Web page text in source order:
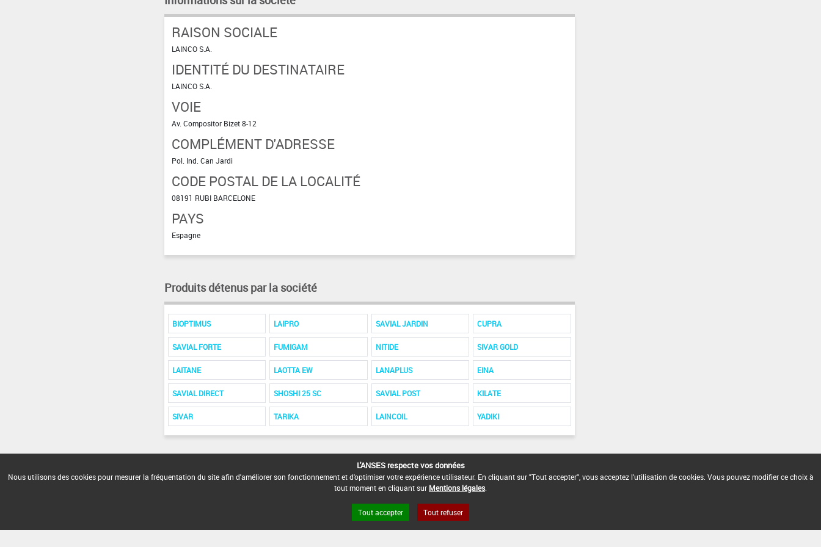
RAISON SOCIALE
LAINCO S.A.
IDENTITÉ DU DESTINATAIRE
LAINCO S.A.
VOIE
Av. Compositor Bizet 8-12
COMPLÉMENT D'ADRESSE
Pol. Ind. Can Jardi
CODE POSTAL DE LA LOCALITÉ
08191 RUBI BARCELONE
PAYS
Espagne
Produits détenus par la société
BIOPTIMUS LAIPRO SAVIAL JARDIN CUPRA
SAVIAL FORTE FUMIGAM NITIDE SIVAR GOLD
LAITANE LAOTTA EW LANAPLUS EINA
SAVIAL DIRECT SHOSHI 25 SC SAVIAL POST KILATE
SIVAR TARIKA LAINCOIL YADIKI
Site ANSES
Dphy
L'ANSES respecte vos données
Nous utilisons des cookies pour mesurer la fréquentation du site afin d'améliorer son fonctionnement et d'optimiser votre expérience utilisateur. En cliquant sur "Tout accepter", vous acceptez l'utilisation de cookies. Vous pouvez modifier ce choix à
tout moment en cliquant sur Mentions légales
Tout accepter Tout refuser